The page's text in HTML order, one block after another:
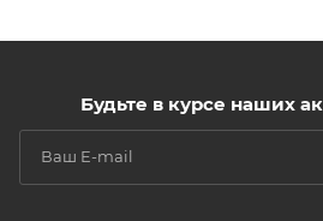
Будьте в курсе наших